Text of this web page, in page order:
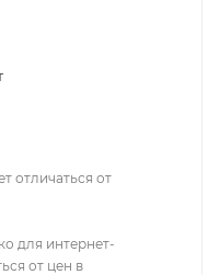
отличаться от
для интернет-
от цен в